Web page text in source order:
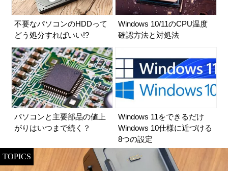
不要なパソコンのHDDって
どう処分すればいい!?
Windows 10/11のCPU温度
確認方法と対処法
パソコンと主要部品の値上
がりはいつまで続く？
Windows 11をできるだけ
Windows 10仕様に近づける
8つの設定
TOPICS